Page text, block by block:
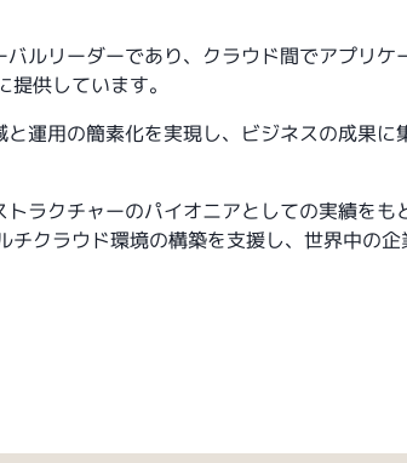
ルリーダーであり、クラウド間でアプリケ
供しています。
運用の簡素化を実現し、ビジネスの成果に
ラクチャーのパイオニアとしての実績をも
チクラウド環境の構築を支援し、世界中の